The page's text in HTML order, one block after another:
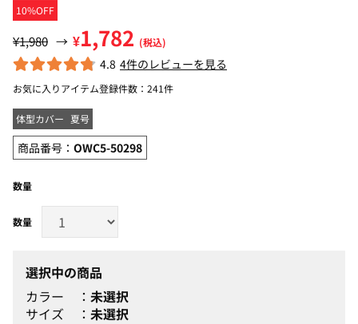
10%OFF
¥1,980 → ¥1,782 (税込)
4.8 4件のレビューを見る
お気に入りアイテム登録件数： 241件
体型カバー 夏号
商品番号： OWC5-50298
数量
選択中の商品
カラー
未選択
サイズ
未選択